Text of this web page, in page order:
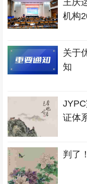
王庆
机构
关于
知
证体
判了